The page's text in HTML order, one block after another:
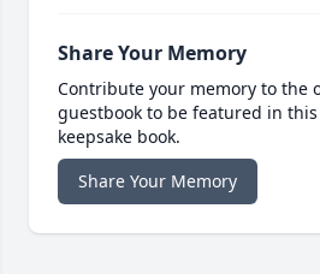
Share Your Memory
Contribute your memory to the
guestbook to be featured in
keepsake book.
Share Your Memory